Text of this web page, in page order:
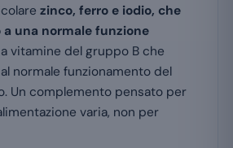
zinco, ferro e iodio, che
una normale funzione
vitamine del gruppo B che
normale funzionamento del
Un complemento pensato per
varia, non per